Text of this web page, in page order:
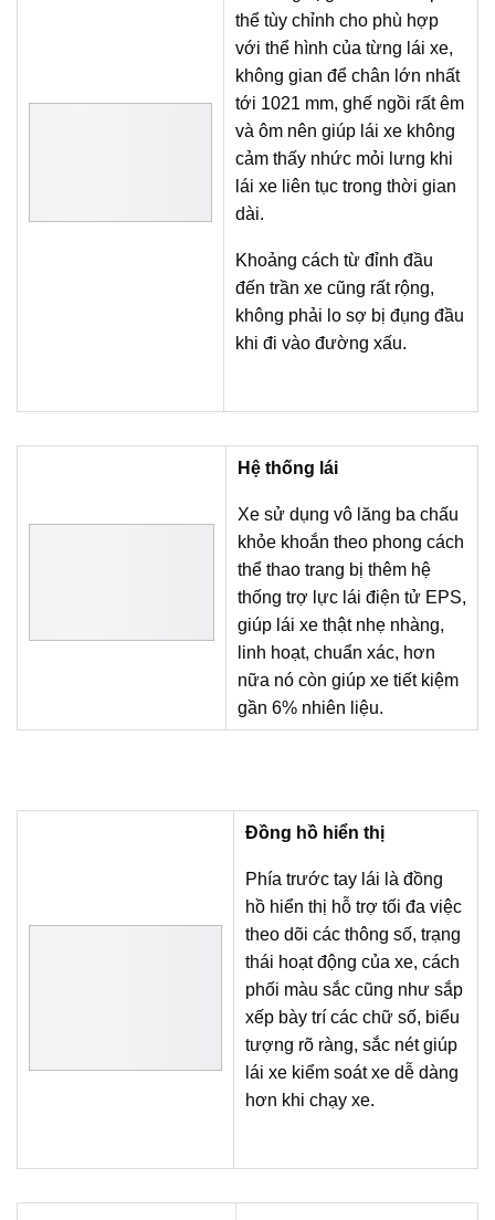
thể tùy chỉnh cho phù hợp
với thể hình của từng lái xe,
không gian để chân lớn nhất
tới 1021 mm, ghế ngồi rất êm
và ôm nên giúp lái xe không
cảm thấy nhức mỏi lưng khi
lái xe liên tục trong thời gian
dài.
Khoảng cách từ đỉnh đầu
đến trần xe cũng rất rộng,
không phải lo sợ bị đụng đầu
khi đi vào đường xấu.
Hệ thống lái
Xe sử dụng vô lăng ba chấu
khỏe khoắn theo phong cách
thể thao trang bị thêm hệ
thống trợ lực lái điện tử EPS,
giúp lái xe thật nhẹ nhàng,
linh hoạt, chuẩn xác, hơn
nữa nó còn giúp xe tiết kiệm
gần 6% nhiên liệu.
Đồng hồ hiển thị
Phía trước tay lái là đồng
hồ hiển thị hỗ trợ tối đa việc
theo dõi các thông số, trạng
thái hoạt động của xe, cách
phối màu sắc cũng như sắp
xếp bày trí các chữ số, biểu
tượng rõ ràng, sắc nét giúp
lái xe kiểm soát xe dễ dàng
hơn khi chạy xe.